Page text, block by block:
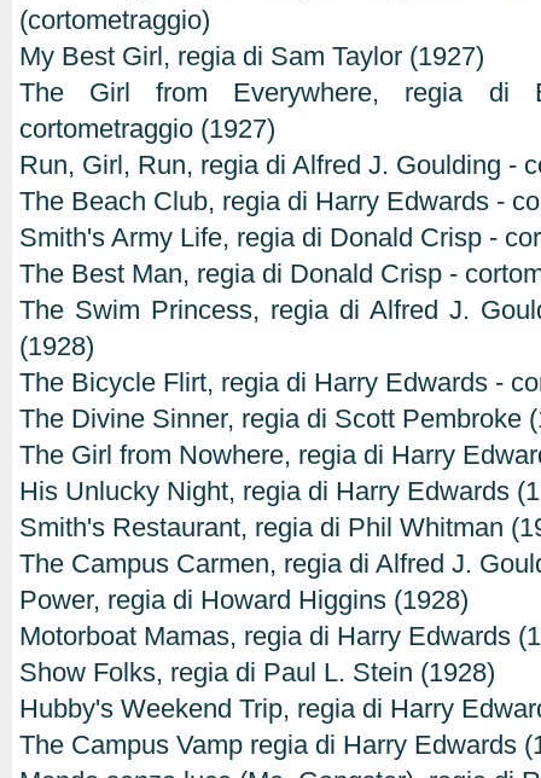
(cortometraggio)
My Best Girl, regia di Sam Taylor (1927)
The Girl from Everywhere, regia di
cortometraggio (1927)
Run, Girl, Run, regia di Alfred J. Goulding -
The Beach Club, regia di Harry Edwards -
Smith's Army Life, regia di Donald Crisp -
The Best Man, regia di Donald Crisp -
The Swim Princess, regia di Alfred J.
(1928)
The Bicycle Flirt, regia di Harry Edwards -
The Divine Sinner, regia di Scott Pembroke
The Girl from Nowhere, regia di Harry
His Unlucky Night, regia di Harry Edwards
Smith's Restaurant, regia di Phil Whitman
The Campus Carmen, regia di Alfred J.
Power, regia di Howard Higgins (1928)
Motorboat Mamas, regia di Harry Edwards
Show Folks, regia di Paul L. Stein (1928)
Hubby's Weekend Trip, regia di Harry
The Campus Vamp regia di Harry Edwards